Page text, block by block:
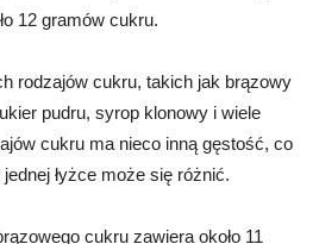
12 gramów cukru.
rodzajów cukru, takich jak brązowy
pudru, syrop klonowy i wiele
cukru ma nieco inną gęstość, co
łyżce może się różnić.
cukru zawiera około 11